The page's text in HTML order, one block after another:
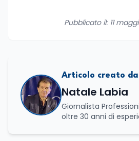
Pubblicato il: 11
Articolo creato da
Natale Labia
Giornalista
oltre 30 anni di
all’Università La